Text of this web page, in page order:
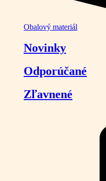
Obalový materiál
Novinky
Odporúčané
Zľavnené